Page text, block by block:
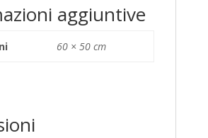
aggiuntive
60 × 50 cm